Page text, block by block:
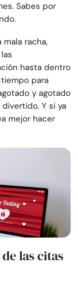
Sabes por
racha,
hasta dentro
para
y agotado
Y si ya
mejor hacer
las citas